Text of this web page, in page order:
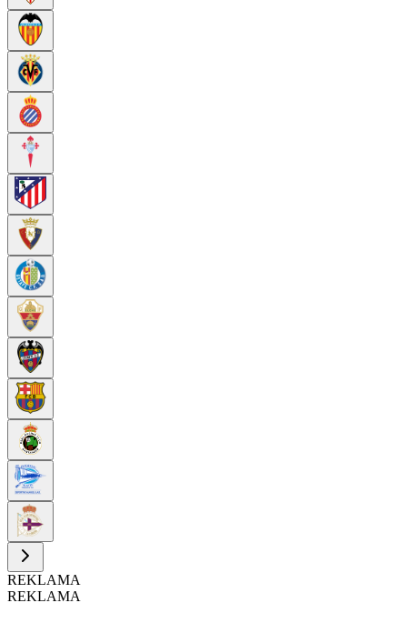
REKLAMA
REKLAMA